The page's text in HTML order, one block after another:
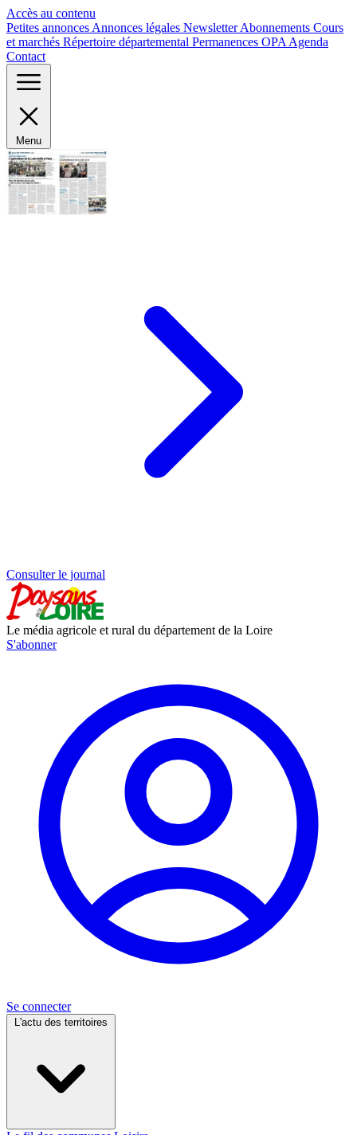
Accès au contenu
Petites annonces Annonces légales NewsletterAbonnements Cours
et marchés Répertoire départemental Permanences OPA Agenda
Contact
Menu
Consulter le journal
Le média agricole et rural du département de la Loire
S'abonner
Se connecter
L'actu des territoires
Panneau de gestion des cookies